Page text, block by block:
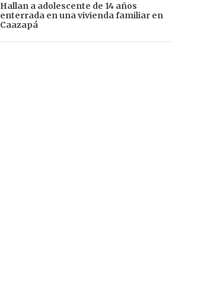
Hallan a adolescente de 14 años
enterrada en una vivienda familiar en
Caazapá